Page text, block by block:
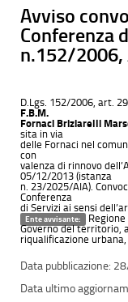
Avviso
Conferenza
n.152/2006,
D.Lgs. 152/2006, art.
F.B.M.
Fornaci Briziarelli
sita in via
delle Fornaci nel
con
valenza di rinnovo
05/12/2013 (istanza
n. 23/2025/AIA).
Conferenza
di Servizi ai sensi
Ente avvisante: Regione
Governo del territorio,
riqualificazione